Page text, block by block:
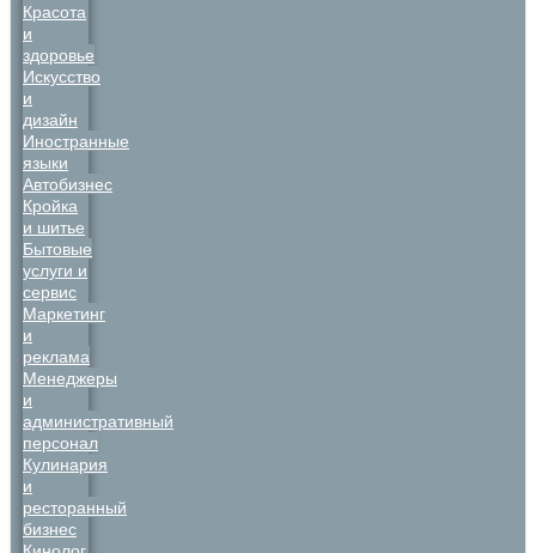
Красота
и
здоровье
Искусство
и
дизайн
Иностранные
языки
Автобизнес
Кройка
и шитье
Бытовые
услуги и
сервис
Маркетинг
и
реклама
Менеджеры
и
административный
персонал
Кулинария
и
ресторанный
бизнес